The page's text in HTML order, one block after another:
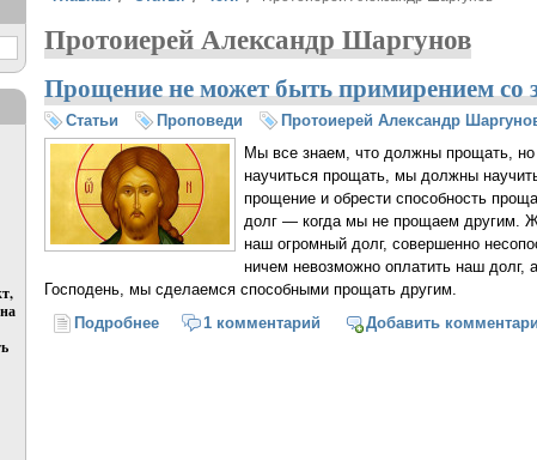
Протоиерей Александр Шаргунов
Прощение не может быть примирением
Статьи Проповеди
Протоиерей Александр
Мы все знаем, что должны прощать, но
научиться прощать, мы должны
прощение и обрести способность
долг — когда мы не прощаем другим.
наш огромный долг, совершенно
ничем невозможно оплатить наш
Господень, мы сделаемся способными прощать другим.
Подробнеео Прощение не может быть примирением со
1 комментарий Добавить